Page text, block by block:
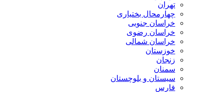
تهران
چهارمحال بختیاری
خراسان جنوبی
خراسان رضوی
خراسان شمالی
خوزستان
زنجان
سمنان
سیستان و بلوچستان
فارس